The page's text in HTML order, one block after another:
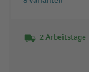
2 Arbeitstage